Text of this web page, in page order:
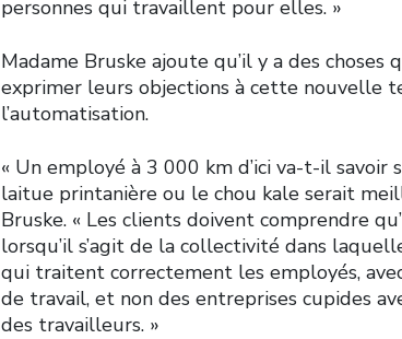
personnes qui travaillent pour elles. »
Madame Bruske ajoute qu’il y a des
exprimer leurs objections à cette nouvelle
l’automatisation.
« Un employé à 3 000 km d’ici va-t-il savoir
laitue printanière ou le chou kale serait
Bruske. « Les clients doivent comprendre
lorsqu’il s’agit de la collectivité dans
qui traitent correctement les employés,
de travail, et non des entreprises cupides
des travailleurs. »